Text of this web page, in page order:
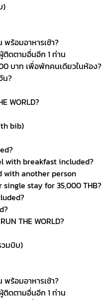
)
พร้อมอาหารเช้า?
ดตามอื่นอีก 1 ท่าน
บาท เพื่อพักคนเดียวในห้อง?
น?
WORLD?
bib)
?
with breakfast included?
with another person
stay for 35,000 THB?
?
?
THE WORLD?
มบิบ)
พร้อมอาหารเช้า?
ดตามอื่นอีก 1 ท่าน